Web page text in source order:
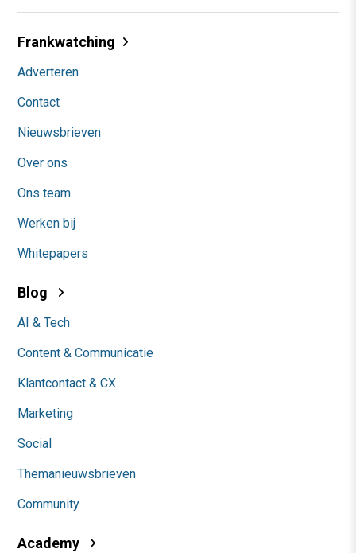
Frankwatching
Adverteren
Contact
Nieuwsbrieven
Over ons
Ons team
Werken bij
Whitepapers
Blog
AI & Tech
Content & Communicatie
Klantcontact & CX
Marketing
Social
Themanieuwsbrieven
Community
Academy